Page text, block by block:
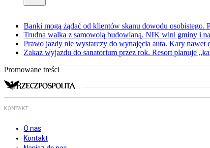
Banki mogą żądać od klientów skanu dowodu osobistego.
Trudna walka z samowolą budowlaną. NIK wini gminy i
Prawo jazdy nie wystarczy do wynajęcia auta. Kary nawet
Zakaz wyjazdu do sanatorium przez rok. Resort planuje
Promowane treści
KONTAKT
O nas
Kontakt